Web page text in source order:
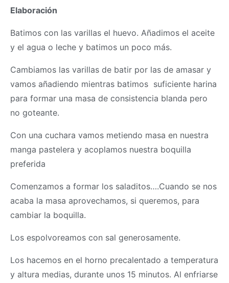
Elaboración
Batimos con las varillas el huevo. Añadimos el aceite
y el agua o leche y batimos un poco más.
Cambiamos las varillas de batir por las de amasar y
vamos añadiendo mientras batimos suficiente harina
para formar una masa de consistencia blanda pero
no goteante.
Con una cuchara vamos metiendo masa en nuestra
manga pastelera y acoplamos nuestra boquilla
preferida
Comenzamos a formar los saladitos….Cuando se nos
acaba la masa aprovechamos, si queremos, para
cambiar la boquilla.
Los espolvoreamos con sal generosamente.
Los hacemos en el horno precalentado a temperatura
y altura medias, durante unos 15 minutos. Al enfriarse